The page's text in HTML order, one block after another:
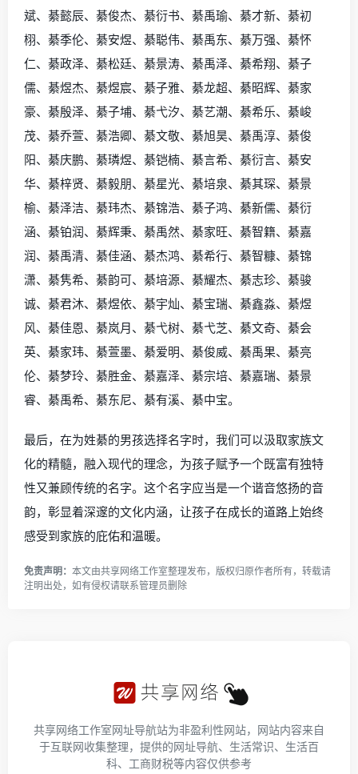
斌、綦懿辰、綦俊杰、綦衍书、綦禹瑜、綦才新、綦初
栩、綦季伦、綦安煜、綦聪伟、綦禹东、綦万强、綦怀
仁、綦政泽、綦松廷、綦景涛、綦禹泽、綦希翔、綦子
儒、綦煜杰、綦煜宸、綦子雅、綦龙超、綦昭辉、綦家
豪、綦殷泽、綦子埔、綦弋汐、綦艺潮、綦希乐、綦峻
茂、綦乔萱、綦浩卿、綦文敬、綦旭昊、綦禹淳、綦俊
阳、綦庆鹏、綦璘煜、綦铠楠、綦言希、綦衍言、綦安
华、綦梓贤、綦毅朋、綦星光、綦培泉、綦其琛、綦景
榆、綦泽洁、綦玮杰、綦锦浩、綦子鸿、綦新儒、綦衍
涵、綦铂润、綦辉秉、綦禹然、綦家旺、綦智籍、綦嘉
润、綦禹清、綦佳涵、綦杰鸿、綦希行、綦智糠、綦锦
潇、綦隽希、綦韵可、綦培源、綦耀杰、綦志珍、綦骏
诚、綦君沐、綦煜依、綦宇灿、綦宝瑞、綦鑫淼、綦煜
风、綦佳恩、綦岚月、綦弋树、綦弋芝、綦文奇、綦会
英、綦家玮、綦萱墨、綦爱明、綦俊威、綦禹果、綦亮
伦、綦梦玲、綦胜金、綦嘉泽、綦宗培、綦嘉瑞、綦景
睿、綦禹希、綦东尼、綦有溪、綦中宝。
最后，在为姓綦的男孩选择名字时，我们可以汲取家族文
化的精髓，融入现代的理念，为孩子赋予一个既富有独特
性又兼顾传统的名字。这个名字应当是一个谐音悠扬的音
韵，彰显着深邃的文化内涵，让孩子在成长的道路上始终
感受到家族的庇佑和温暖。
免责声明： 本文由共享网络工作室整理发布，版权归原作者所有，转载请
注明出处，如有侵权请联系管理员删除
共享网络工作室网址导航站为非盈利性网站，网站内容来自
于互联网收集整理，提供的网址导航、生活常识、生活百
科、工商财税等内容仅供参考